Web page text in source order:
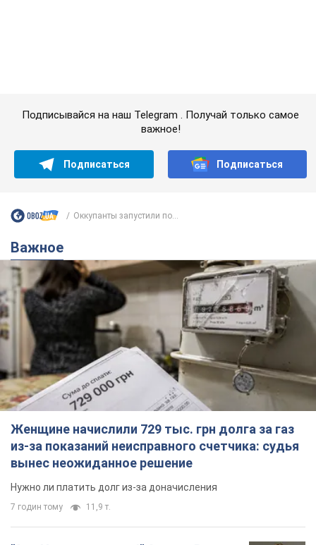
Важное
Женщине начислили 729 тыс. грн долга за газ
из-за показаний неисправного счетчика: судья
вынес неожиданное решение
Нужно ли платить долг из-за доначисления
7 годин тому 11,9 т.
"Это Украина напала!" Оксана Вояж
разоблачила киевского поэта,
которого "зазомбировали": он даже
русского не знал, а теперь хочет
Как отметила артистка, писатель был
ему "промыли мозги"
6 годин тому 8,4 т.